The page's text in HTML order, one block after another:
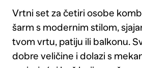
Vrtni set za četiri osobe
šarm s modernim stilom,
tvom vrtu, patiju ili balkonu.
dobre veličine i dolazi s